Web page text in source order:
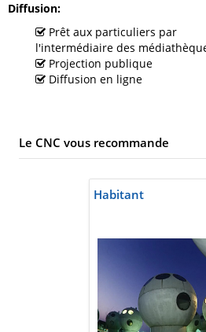
Diffusion
Prêt aux particuliers par
l'intermédiaire des
Projection publique
Diffusion en ligne
Le CNC vous recommande
Habitant